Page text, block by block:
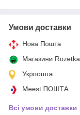
Умови доставки
Нова Пошта
Магазини Rozetka
Укрпошта
Meest ПОШТА
Всі умови доставки